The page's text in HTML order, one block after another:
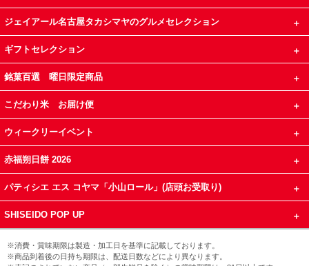
ジェイアール名古屋タカシマヤのグルメセレクション
ギフトセレクション
銘菓百選 曜日限定商品
こだわり米 お届け便
ウィークリーイベント
赤福朔日餅 2026
パティシエ エス コヤマ「小山ロール」(店頭お受取り)
SHISEIDO POP UP
※消費・賞味期限は製造・加工日を基準に記載しております。
※商品到着後の日持ち期限は、配送日数などにより異なります。